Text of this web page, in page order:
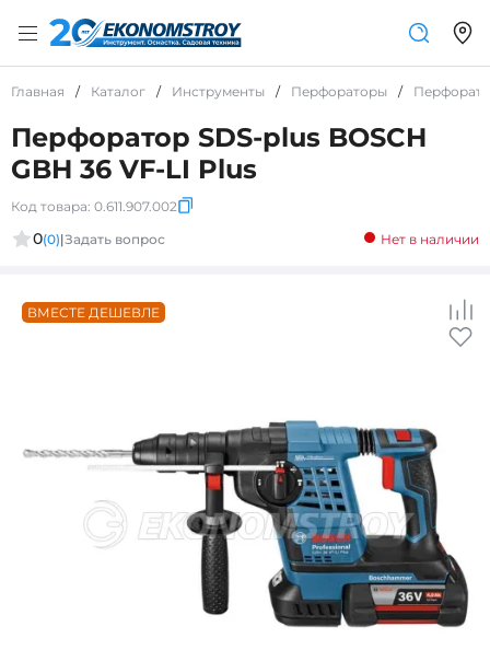
Главная / Каталог / Инструменты / Перфораторы /
Перфоратор SDS-plus BOSCH
GBH 36 VF-LI Plus
Код товара: 0.611.907.002
0(0)|Задать вопрос Нет в наличии
ВМЕСТЕ ДЕШЕВЛЕ